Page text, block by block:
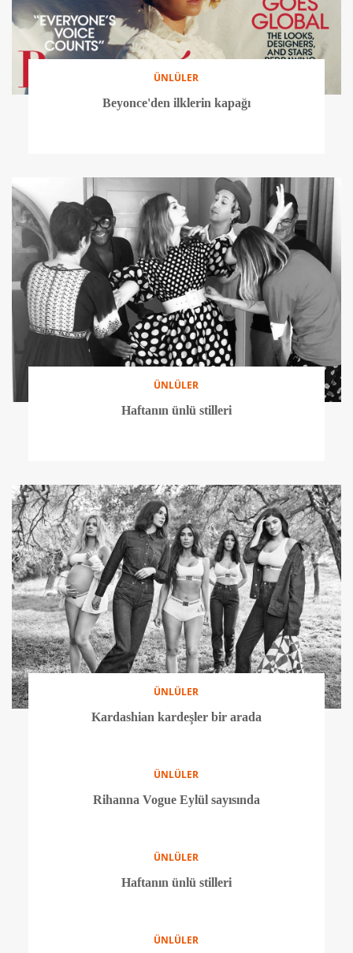
ÜNLÜLER
Beyonce'den ilklerin kapağı
ÜNLÜLER
Haftanın ünlü stilleri
ÜNLÜLER
Kardashian kardeşler bir arada